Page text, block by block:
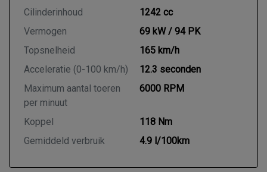
Cilinderinhoud
1242 cc
Vermogen
69 kW / 94 PK
Topsnelheid
165 km/h
Acceleratie (0-100 km/h)
12.3 seconden
Maximum aantal toeren
per minuut
6000 RPM
Koppel
118 Nm
Gemiddeld verbruik
4.9 l/100km